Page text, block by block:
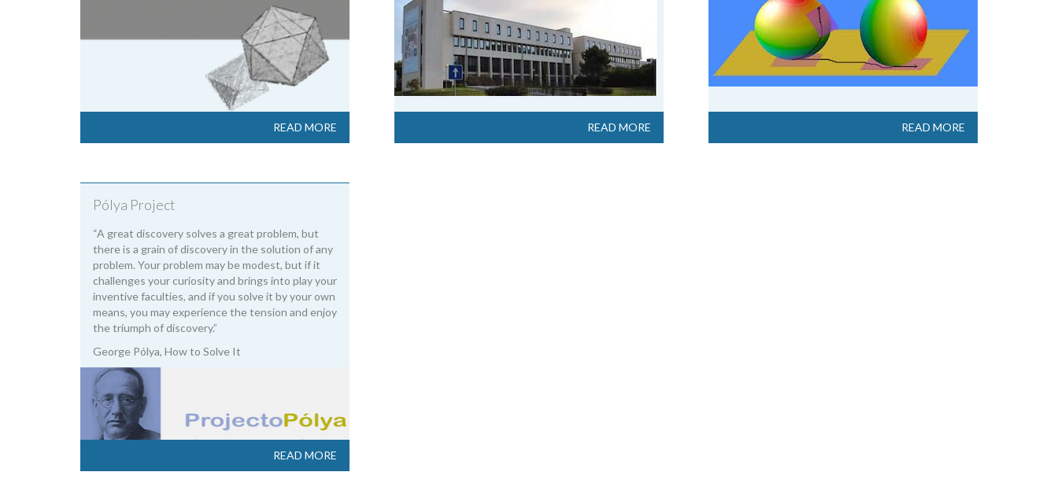
READ MORE READ MORE READ MORE
Pólya Project
“A great discovery solves a great problem, but
there is a grain of discovery in the solution of any
problem. Your problem may be modest, but if it
challenges your curiosity and brings into play your
inventive faculties, and if you solve it by your own
means, you may experience the tension and enjoy
the triumph of discovery.”
George Pólya, How to Solve It
READ MORE